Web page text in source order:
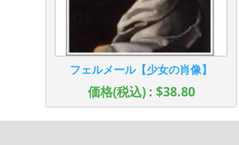
フェルメール【少女の肖像】
価格(税込) : $38.80